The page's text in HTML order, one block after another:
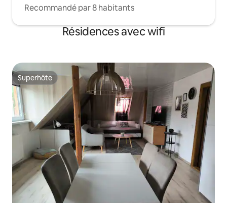
Recommandé par 8 habitants
Résidences avec wifi
Superhôte
Superhôte